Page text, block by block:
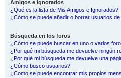
Amigos e Ignorados
¿Qué es la lista de Mis Amigos e Ignorados?
¿Cómo se puede añadir o borrar usuarios
Búsqueda en los foros
¿Cómo se puede buscar en uno o varios
¿Por qué mi búsqueda me devuelve ningún
¿Por qué mi búsqueda me devuelve una
¿Cómo busco usuarios?
¿Como se puede encontrar mis propios